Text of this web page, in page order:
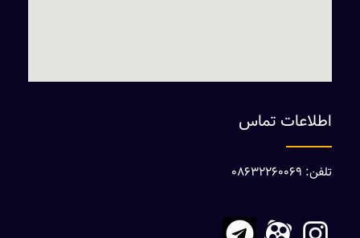
اطلاعات تماس
تلفن: 08632260069